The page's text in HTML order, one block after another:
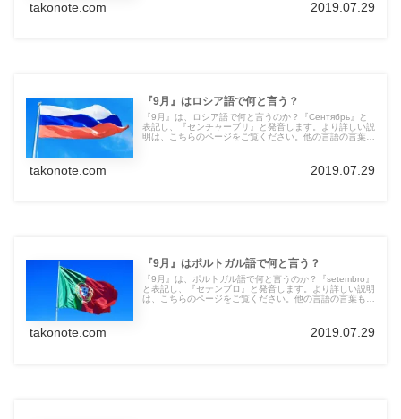
takonote.com 2019.07.29
『9月』はロシア語で何と言う？
『9月』は、ロシア語で何と言うのか？『Сентябрь』と
表記し、『センチャーブリ』と発音します。より詳しい説
明は、こちらのページをご覧ください。他の言語の言葉も
takonote.com 2019.07.29
『9月』はポルトガル語で何と言う？
『9月』は、ポルトガル語で何と言うのか？『setembro』
と表記し、『セテンブロ』と発音します。より詳しい説明
は、こちらのページをご覧ください。他の言語の言葉も紹
takonote.com 2019.07.29